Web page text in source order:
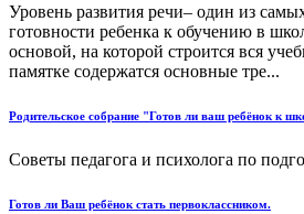
Уровень развития речи– один из
готовности ребенка к обучению в
основой, на которой строится вся
памятке содержатся основные тре...
Родительское собрание "Готов ли ваш ребёнок к
Советы педагога и психолога по
Готов ли Ваш ребёнок стать первоклассником.